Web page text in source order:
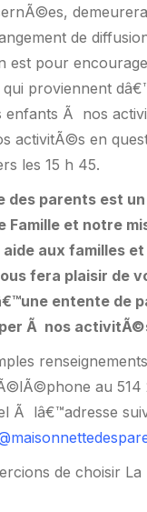
de
est pour
proviennent
enfants Ã nos
activitÃ©s en
les 15 h 45.
des parents est
Famille et notre
aux familles et
fera plaisir de
entente de
Ã nos
au 514
Ã lâ€™adresse
de choisir La